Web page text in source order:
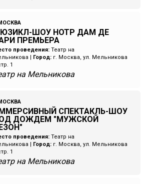
ШОУ НОТР ДАМ ДЕ
ПРЕМЬЕРА
проведения: Театр на
| Город: г. Москва, ул. Мельникова
1
на Мельникова
СПЕКТАКЛЬ-ШОУ
ДОЖДЕМ "МУЖСКОЙ
проведения: Театр на
| Город: г. Москва, ул. Мельникова
1
на Мельникова